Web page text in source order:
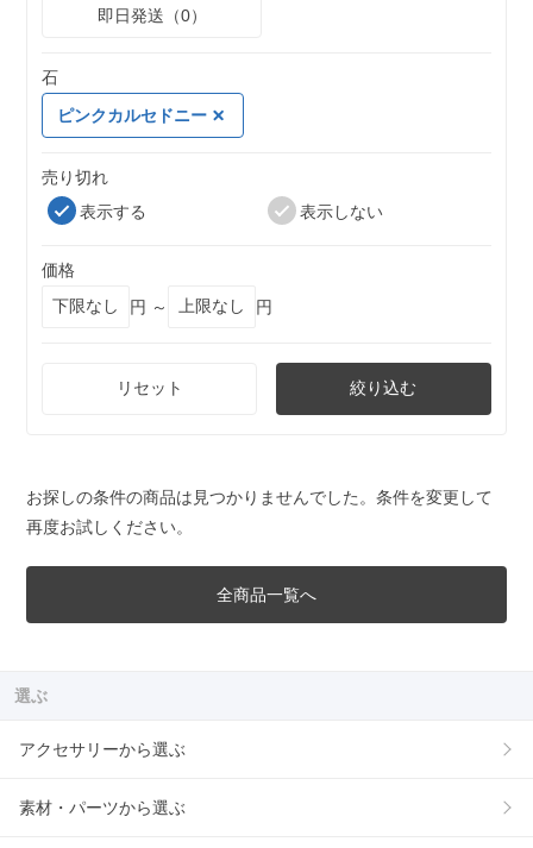
即日発送（0）
石
ピンクカルセドニー
売り切れ
表示する
表示しない
価格
円 ～
円
リセット 絞り込む
お探しの条件の商品は見つかりませんでした。条件を変更して
再度お試しください。
全商品一覧へ
選ぶ
アクセサリーから選ぶ
素材・パーツから選ぶ